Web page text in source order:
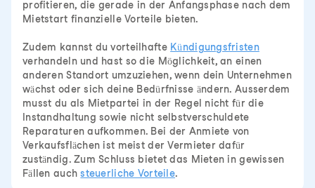
profitieren, die gerade in der Anfangsphase nach dem
Mietstart finanzielle Vorteile bieten.
Zudem kannst du vorteilhafte Kündigungsfristen
verhandeln und hast so die Möglichkeit, an einen
anderen Standort umzuziehen, wenn dein Unternehmen
wächst oder sich deine Bedürfnisse ändern. Ausserdem
musst du als Mietpartei in der Regel nicht für die
Instandhaltung sowie nicht selbstverschuldete
Reparaturen aufkommen. Bei der Anmiete von
Verkaufsflächen ist meist der Vermieter dafür
zuständig. Zum Schluss bietet das Mieten in gewissen
Fällen auchsteuerliche Vorteile.